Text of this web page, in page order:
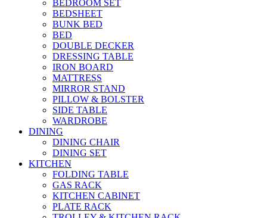
BEDROOM SET
BEDSHEET
BUNK BED
BED
DOUBLE DECKER
DRESSING TABLE
IRON BOARD
MATTRESS
MIRROR STAND
PILLOW & BOLSTER
SIDE TABLE
WARDROBE
DINING
DINING CHAIR
DINING SET
KITCHEN
FOLDING TABLE
GAS RACK
KITCHEN CABINET
PLATE RACK